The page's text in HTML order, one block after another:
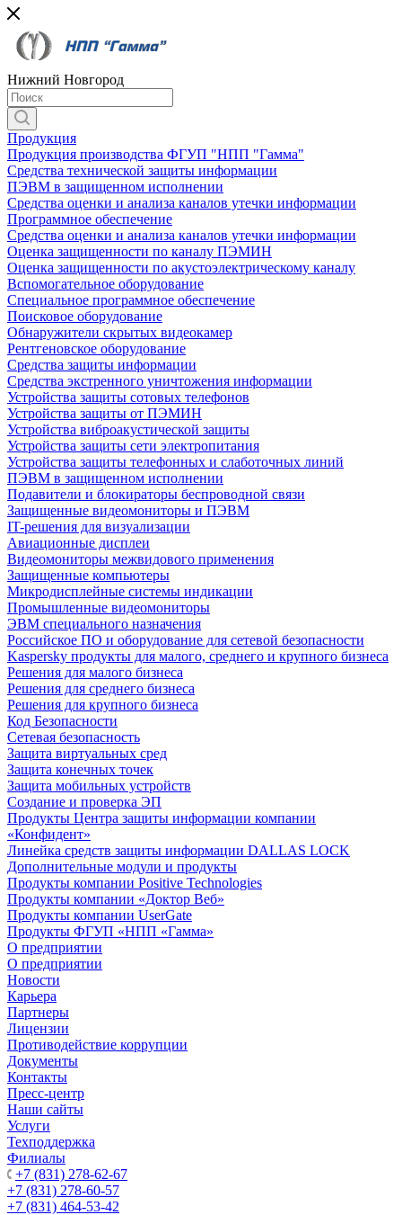
Нижний Новгород
Продукция
Продукция производства ФГУП "НПП "Гамма"
Средства технической защиты информации
ПЭВМ в защищенном исполнении
Средства оценки и анализа каналов утечки информации
Программное обеспечение
Средства оценки и анализа каналов утечки информации
Оценка защищенности по каналу ПЭМИН
Оценка защищенности по акустоэлектрическому каналу
Вспомогательное оборудование
Специальное программное обеспечение
Поисковое оборудование
Обнаружители скрытых видеокамер
Рентгеновское оборудование
Средства защиты информации
Средства экстренного уничтожения информации
Устройства защиты сотовых телефонов
Устройства защиты от ПЭМИН
Устройства виброакустической защиты
Устройства защиты сети электропитания
Устройства защиты телефонных и слаботочных линий
ПЭВМ в защищенном исполнении
Подавители и блокираторы беспроводной связи
Защищенные видеомониторы и ПЭВМ
IT-решения для визуализации
Авиационные дисплеи
Видеомониторы межвидового применения
Защищенные компьютеры
Микродисплейные системы индикации
Промышленные видеомониторы
ЭВМ специального назначения
Российское ПО и оборудование для сетевой безопасности
Kaspersky продукты для малого, среднего и крупного бизнеса
Решения для малого бизнеса
Решения для среднего бизнеса
Решения для крупного бизнеса
Код Безопасности
Сетевая безопасность
Защита виртуальных сред
Защита конечных точек
Защита мобильных устройств
Создание и проверка ЭП
Продукты Центра защиты информации компании
«Конфидент»
Линейка средств защиты информации DALLAS LOCK
Дополнительные модули и продукты
Продукты компании Positive Technologies
Продукты компании «Доктор Веб»
Продукты компании UserGate
Продукты ФГУП «НПП «Гамма»
О предприятии
О предприятии
Новости
Карьера
Партнеры
Лицензии
Противодействие коррупции
Документы
Контакты
Пресс-центр
Наши сайты
Услуги
Техподдержка
Филиалы
+7 (831) 278-62-67
+7 (831) 278-60-57
+7 (831) 464-53-42